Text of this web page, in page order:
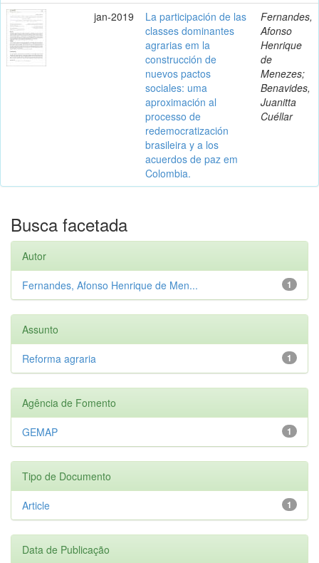
jan-2019
La participación de las
classes dominantes
agrarias em la
construcción de
nuevos pactos
sociales: uma
aproximación al
processo de
redemocratización
brasileira y a los
acuerdos de paz em
Colombia.
Fernandes,
Afonso
Henrique
de
Menezes;
Benavides,
Juanitta
Cuéllar
Busca facetada
Autor
1
Fernandes, Afonso Henrique de Men...
Assunto
1
Reforma agraria
Agência de Fomento
1
GEMAP
Tipo de Documento
1
Article
Data de Publicação